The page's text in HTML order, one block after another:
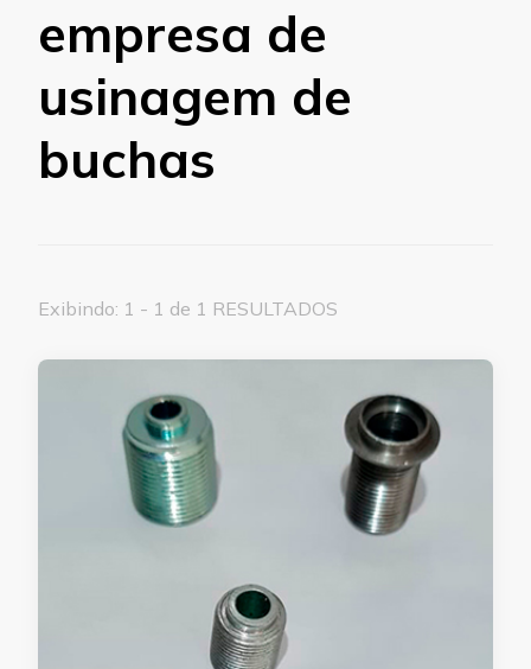
empresa de
usinagem de
buchas
Exibindo: 1 - 1 de 1 RESULTADOS